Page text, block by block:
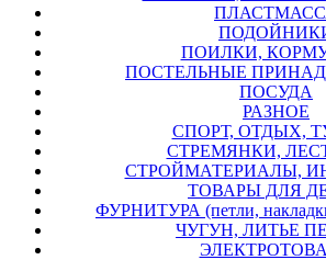
ПОДОЙНИКИ
ПОИЛКИ,
ПОСТЕЛЬНЫЕ
ПОСУДА
РАЗНОЕ
СПОРТ, ОТДЫХ,
СТРЕМЯНКИ,
СТРОЙМАТЕРИАЛЫ,
ТОВАРЫ ДЛЯ
ФУРНИТУРА (петли,
ЧУГУН, ЛИТЬЕ